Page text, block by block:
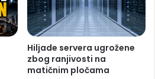
Hiljade servera ugrožene
zbog ranjivosti na
matičnim pločama